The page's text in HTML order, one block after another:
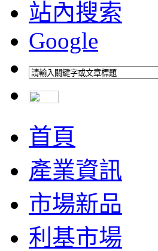
站內搜索
Google
首頁
產業資訊
市場新品
利基市場